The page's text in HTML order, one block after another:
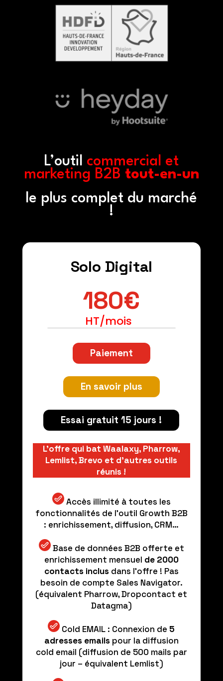
L’outil commercial et
marketing B2B tout-en-un
le plus complet du marché
!
Solo Digital
180€
HT/mois
Paiement
En savoir plus
Essai gratuit 15 jours !
L’offre qui bat Waalaxy, Pharrow,
Lemlist, Brevo et d’autres outils
réunis !
Accès illimité à toutes les
fonctionnalités de l’outil Growth B2B
: enrichissement, diffusion, CRM…
Base de données B2B offerte et
enrichissement mensuel de 2000
contacts inclus dans l’offre ! Pas
besoin de compte Sales Navigator.
(équivalent Pharrow, Dropcontact et
Datagma)
Cold EMAIL : Connexion de 5
adresses emails pour la diffusion
cold email (diffusion de 500 mails par
jour – équivalent Lemlist)